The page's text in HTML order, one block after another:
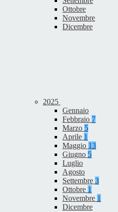
Ottobre
Novembre
Dicembre
2025
Gennaio
Febbraio 7
Marzo 5
Aprile 1
Maggio 13
Giugno 5
Luglio
Agosto
Settembre 3
Ottobre 1
Novembre 1
Dicembre